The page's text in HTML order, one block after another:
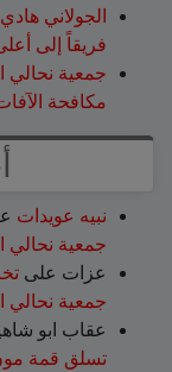
الجولاني
فريقاً إلى
جمعية نحالي
مكافحة
نبيه عويدات
جمعية نحالي
عزات على
جمعية نحالي
عقاب ابو
تسلق قمة مون